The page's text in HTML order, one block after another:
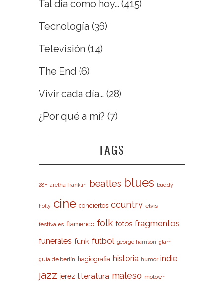
Tal día como hoy… (415)
Tecnología (36)
Televisión (14)
The End (6)
Vivir cada día… (28)
¿Por qué a mí? (7)
TAGS
28F aretha franklin beatles blues buddy
holly cine conciertos country elvis
festivales flamenco folk fotos fragmentos
funerales funk futbol george harrison glam
guía de berlín hagiografia historia humor indie
jazz jerez literatura maleso motown